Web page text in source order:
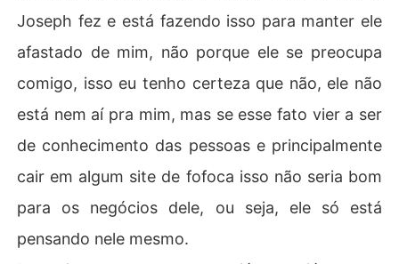
Joseph fez e está fazendo isso para manter ele
afastado de mim, não porque ele se preocupa
comigo, isso eu tenho certeza que não, ele não
está nem aí pra mim, mas se esse fato vier a ser
de conhecimento das pessoas e principalmente
cair em algum site de fofoca isso não seria bom
para os negócios dele, ou seja, ele só está
pensando nele mesmo.